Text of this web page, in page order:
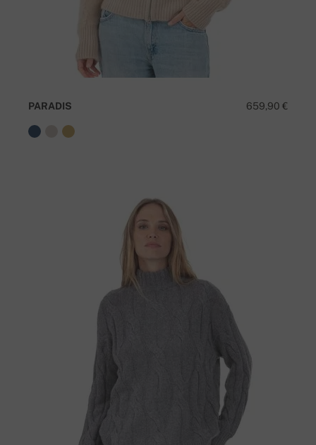
659,90 €
PARADIS